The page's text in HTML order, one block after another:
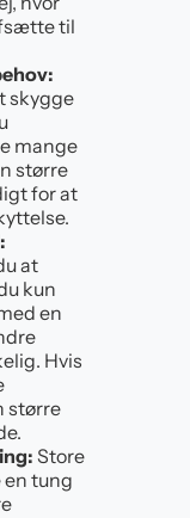
til
skygge
mange
større
for at
at
kun
en
Hvis
større
Store
tung